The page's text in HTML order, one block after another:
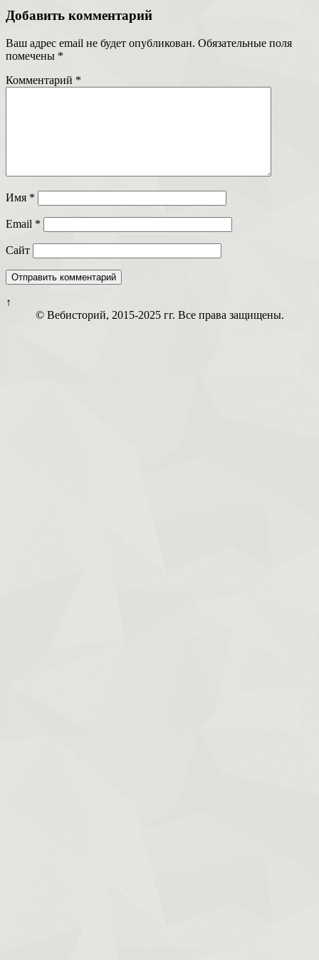
Добавить комментарий
Ваш адрес email не будет опубликован. Обязательные поля
помечены *
Комментарий *
Имя *
Email *
Сайт
↑
© Вебисторий, 2015-2025 гг. Все права защищены.